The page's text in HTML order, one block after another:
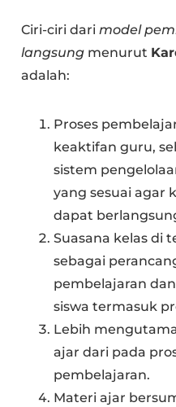
Ciri-ciri dari model
langsung menurut
adalah:
Proses
keaktifan guru,
sistem
yang sesuai agar
dapat
Suasana kelas di
sebagai
pembelajaran
siswa termasuk
Lebih
ajar dari pada
pembelajaran.
Materi ajar